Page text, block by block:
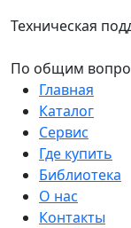
Техническая
По общим
Главная
Каталог
Сервис
Где купить
Библиотека
О нас
Контакты